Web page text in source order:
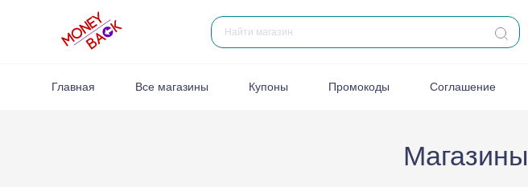
Главная Все магазины Купоны Промокоды Соглашение